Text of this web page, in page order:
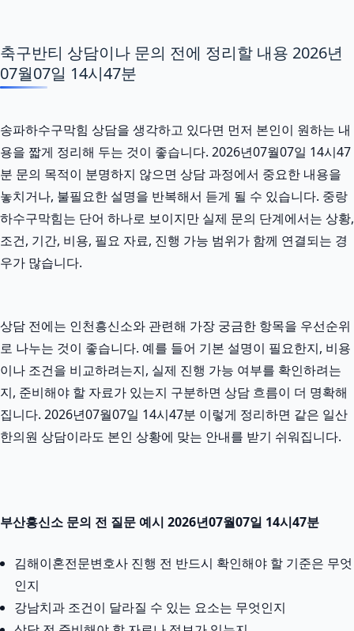
축구반티 상담이나 문의 전에 정리할 내용 2026년
07월07일 14시47분
송파하수구막힘 상담을 생각하고 있다면 먼저 본인이 원하는 내
용을 짧게 정리해 두는 것이 좋습니다. 2026년07월07일 14시47
분 문의 목적이 분명하지 않으면 상담 과정에서 중요한 내용을
놓치거나, 불필요한 설명을 반복해서 듣게 될 수 있습니다. 중랑
하수구막힘는 단어 하나로 보이지만 실제 문의 단계에서는 상황,
조건, 기간, 비용, 필요 자료, 진행 가능 범위가 함께 연결되는 경
우가 많습니다.
상담 전에는 인천흥신소와 관련해 가장 궁금한 항목을 우선순위
로 나누는 것이 좋습니다. 예를 들어 기본 설명이 필요한지, 비용
이나 조건을 비교하려는지, 실제 진행 가능 여부를 확인하려는
지, 준비해야 할 자료가 있는지 구분하면 상담 흐름이 더 명확해
집니다. 2026년07월07일 14시47분 이렇게 정리하면 같은 일산
한의원 상담이라도 본인 상황에 맞는 안내를 받기 쉬워집니다.
부산흥신소 문의 전 질문 예시 2026년07월07일 14시47분
김해이혼전문변호사 진행 전 반드시 확인해야 할 기준은 무엇
인지
강남치과 조건이 달라질 수 있는 요소는 무엇인지